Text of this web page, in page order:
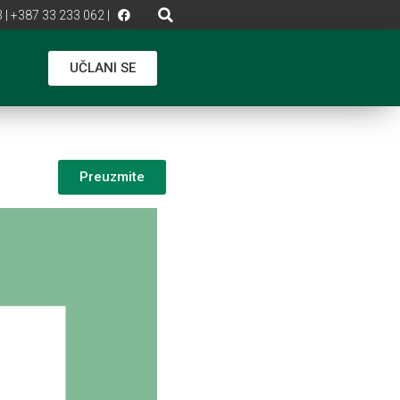
+387 33 233 062 |
UČLANI SE
Preuzmite